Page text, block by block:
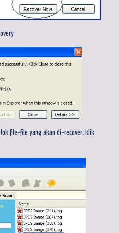
file-file yang akan di-recover, klik